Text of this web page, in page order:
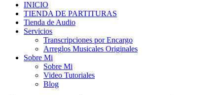
INICIO
TIENDA DE PARTITURAS
Tienda de Audio
Servicios
Transcripciones por Encargo
Arreglos Musicales Originales
Sobre Mi
Sobre Mi
Video Tutoriales
Blog